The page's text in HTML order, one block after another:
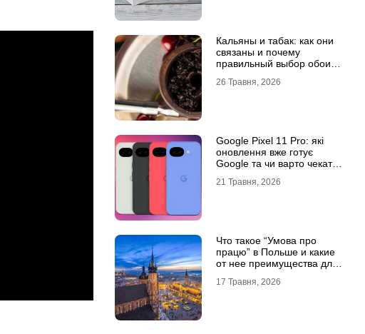
Кальяны и табак: как они
связаны и почему
правильный выбор обоих
26 Травня, 2026
Google Pixel 11 Pro: які
оновлення вже готує
Google та чи варто чекати
21 Травня, 2026
Что такое “Умова про
працю” в Польше и какие
от нее преимущества для
17 Травня, 2026